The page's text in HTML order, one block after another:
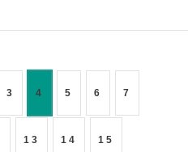
3 4 5 6 7
13 14 15